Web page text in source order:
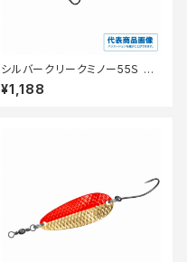
シルバークリークミノー55Ｓ ア
カキン
¥1,188